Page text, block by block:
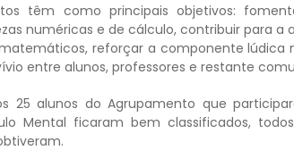
têm como principais objetivos:
numéricas e de cálculo, contribuir para
reforçar a componente
entre alunos, professores e restante
25 alunos do Agrupamento que
Mental ficaram bem classificados,